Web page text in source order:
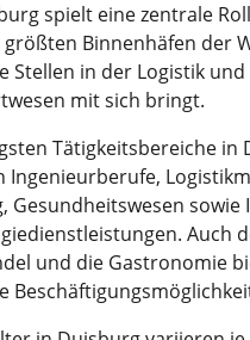
spielt eine zentrale
Binnenhäfen der
Stellen in der Logistik und
mit sich bringt.
Tätigkeitsbereiche in
Ingenieurberufe,
Gesundheitswesen sowie
Auch
und die Gastronomie